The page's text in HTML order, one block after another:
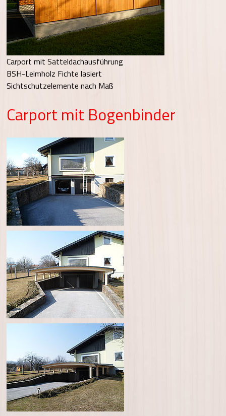
Carport mit Satteldachausführung
BSH-Leimholz Fichte lasiert
Sichtschutzelemente nach Maß
Carport mit Bogenbinder